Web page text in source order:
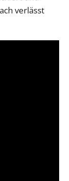
verlässt